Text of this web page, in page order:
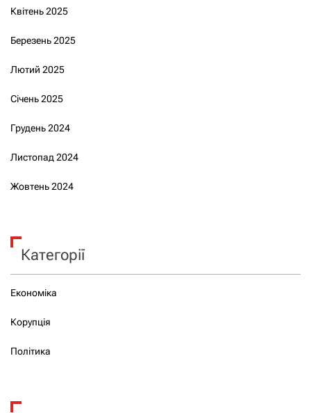
Квітень 2025
Березень 2025
Лютий 2025
Січень 2025
Грудень 2024
Листопад 2024
Жовтень 2024
Категорії
Економіка
Корупція
Політика